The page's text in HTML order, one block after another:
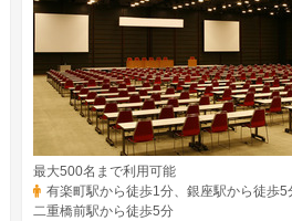
最大500名まで利用可能
有楽町駅から徒歩1分、銀座駅から徒歩5
二重橋前駅から徒歩5分